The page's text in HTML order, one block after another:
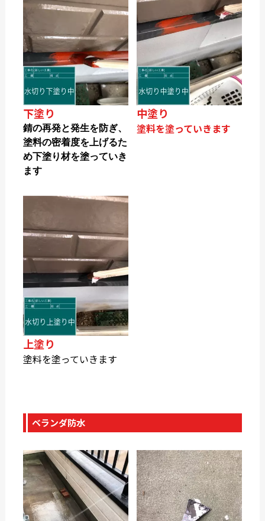
下塗り
錆の再発と発生を防ぎ、
塗料の密着度を上げるた
め下塗り材を塗っていき
ます
中塗り
塗料を塗っていきます
上塗り
塗料を塗っていきます
ベランダ防水